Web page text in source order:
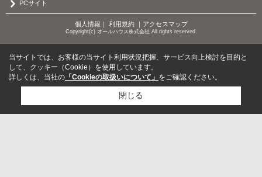
PCサイト
個人情報 ｜ 利用規約｜ アクセスマップ
Copyright(c) オールハウス株式会社 All rights reserved.
当サイトでは、お客様の当サイト利用状況把握、サービス向上検討を目的と
して、クッキー（Cookie）を使用しています。
詳しくは、当社の 「Cookieの取扱いについて」 をご確認ください。
閉じる